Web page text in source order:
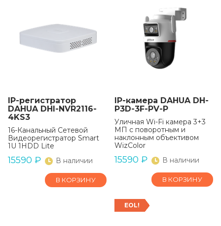
IP-регистратор
DAHUA DHI-NVR2116-
4KS3
16-Канальный Сетевой
Видеорегистратор Smart
1U 1HDD Lite
15590 ₽ В наличии
В КОРЗИНУ
IP-камера DAHUA DH-
P3D-3F-PV-P
Уличная Wi-Fi камера 3+3
МП с поворотным и
наклонным объективом
WizColor
15590 ₽ В наличии
В КОРЗИНУ
EOL!